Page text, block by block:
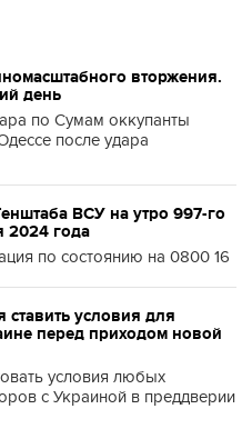
вторжения.
день
по Сумам оккупанты
после удара
ВСУ на утро 997-го
2024 года
по состоянию на 0800 16
ставить условия для
перед приходом новой
условия любых
с Украиной в преддверии